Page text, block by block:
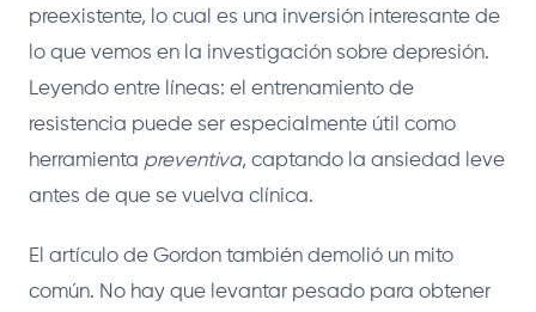
preexistente, lo cual es una inversión interesante de
lo que vemos en la investigación sobre depresión.
Leyendo entre líneas: el entrenamiento de
resistencia puede ser especialmente útil como
herramienta preventiva, captando la ansiedad leve
antes de que se vuelva clínica.
El artículo de Gordon también demolió un mito
común. No hay que levantar pesado para obtener